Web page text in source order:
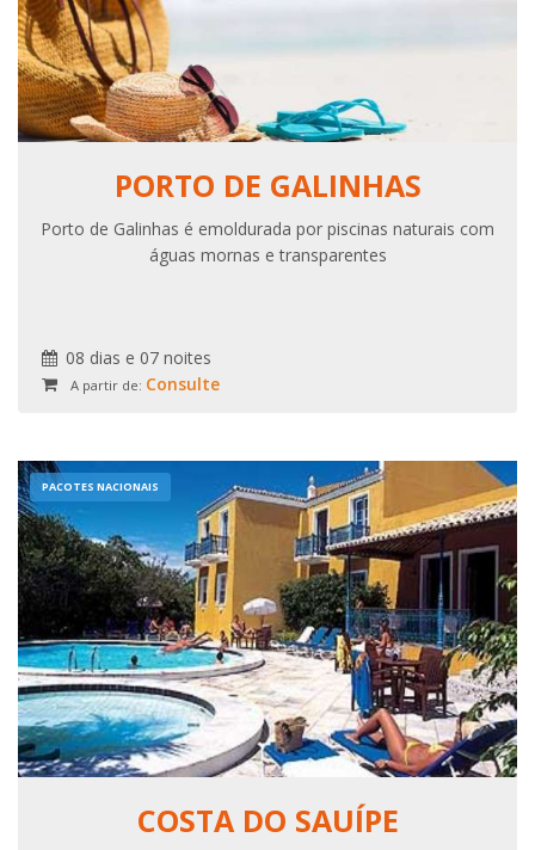
PORTO DE GALINHAS
Porto de Galinhas é emoldurada por piscinas naturais com
águas mornas e transparentes
08 dias e 07 noites
A partir de: Consulte
PACOTES NACIONAIS
COSTA DO SAUÍPE